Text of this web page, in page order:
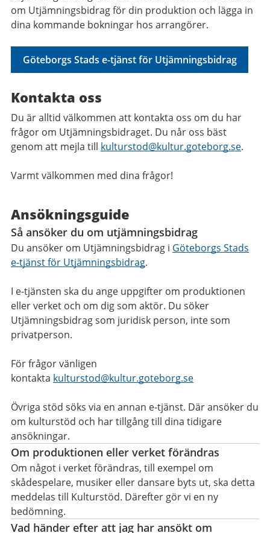
om Utjämningsbidrag för din produktion och lägga in
dina kommande bokningar hos arrangörer.
Göteborgs Stads e-tjänst för Utjämningsbidrag
Kontakta oss
Du är alltid välkommen att kontakta oss om du har
frågor om Utjämningsbidraget. Du når oss bäst
genom att mejla till kulturstod@kultur.goteborg.se.
Varmt välkommen med dina frågor!
Ansökningsguide
Så ansöker du om utjämningsbidrag
Du ansöker om Utjämningsbidrag i Göteborgs Stads
e-tjänst för Utjämningsbidrag.
I e-tjänsten ska du ange uppgifter om produktionen
eller verket och om dig som aktör. Du söker
Utjämningsbidrag som juridisk person, inte som
privatperson.
För frågor vänligen
kontakta kulturstod@kultur.goteborg.se
Övriga stöd söks via en annan e-tjänst. Där ansöker du
om kulturstöd och har tillgång till dina tidigare
ansökningar.
Om produktionen eller verket förändras
Om något i verket förändras, till exempel om
skådespelare, musiker eller dansare byts ut, ska detta
meddelas till Kulturstöd. Därefter gör vi en ny
bedömning.
Vad händer efter att jag har ansökt om